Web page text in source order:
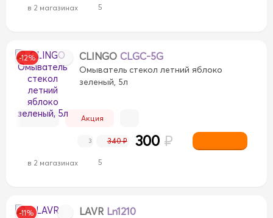
в 2 магазинах 5
-12% CLINGO CLGC-5G
Омыватель стекол летний яблоко
зеленый, 5л
Акция
в 2 магазинах 5
3 340 ₽ 300 ₽
-11% LAVR Ln1210